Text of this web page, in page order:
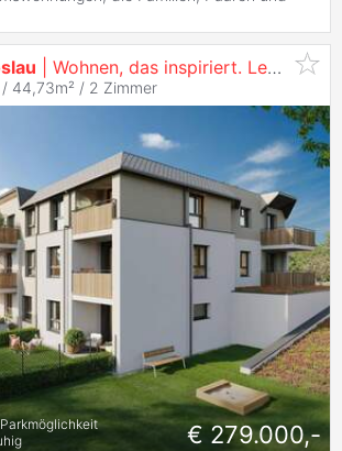
| Wohnen, das inspiriert. Leben, das begeistert.
/ 44,73m² / 2 Zimmer
Parkmöglichkeit
€ 279.000,-